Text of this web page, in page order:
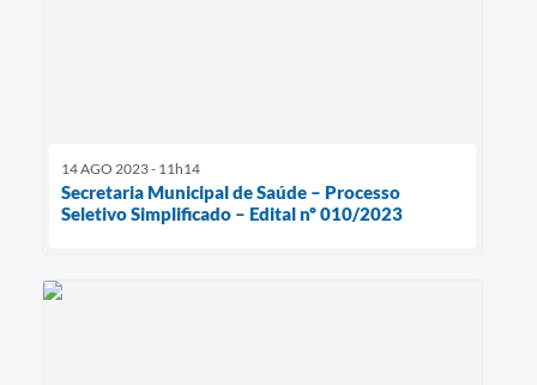
14 AGO 2023 - 11h14
Secretaria Municipal de Saúde – Processo
Seletivo Simplificado – Edital nº 010/2023